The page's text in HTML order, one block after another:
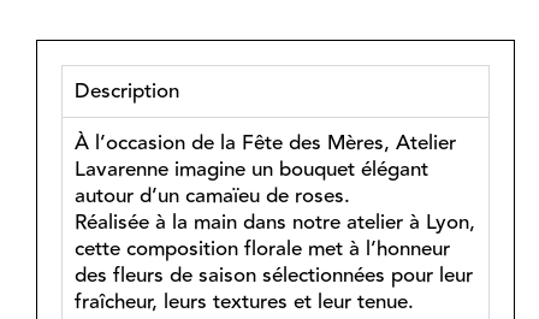
Description
À l’occasion de la Fête des Mères, Atelier
Lavarenne imagine un bouquet élégant
autour d’un camaïeu de roses.
Réalisée à la main dans notre atelier à Lyon,
cette composition florale met à l’honneur
des fleurs de saison sélectionnées pour leur
fraîcheur, leurs textures et leur tenue.